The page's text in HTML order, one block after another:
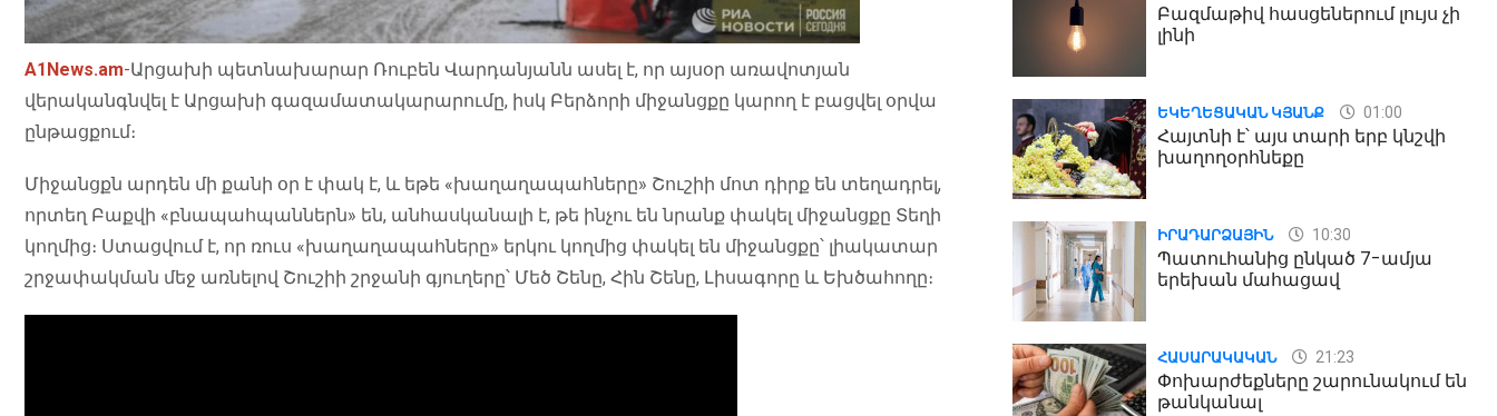
A1News.am-Արցախի պետնախարար Ռուբեն Վարդանյանն ասել է, որ այսօր առավոտյան
վերականգնվել է Արցախի գազամատակարարումը, իսկ Բերձորի միջանցքը կարող է բացվել օրվա
ընթացքում։
Միջանցքն արդեն մի քանի օր է փակ է, և եթե «խաղաղապահները» Շուշիի մոտ դիրք են տեղադրել,
որտեղ Բաքվի «բնապահպաններն» են, անհասկանալի է, թե ինչու են նրանք փակել միջանցքը Տեղի
կողմից։ Ստացվում է, որ ռուս «խաղաղապահները» երկու կողմից փակել են միջանցքը՝ լիակատար
շրջափակման մեջ առնելով Շուշիի շրջանի գյուղերը՝ Մեծ Շենը, Հին Շենը, Լիսագորը և Եխծահողը։
Բազմաթիվ հասցեներում լույս չի
լինի
ԵԿԵՂԵՑԱԿԱՆ ԿՅԱՆՔ 01:00
Հայտնի է՝ այս տարի երբ կնշվի
խաղողօրհնեքը
ԻՐԱԴԱՐՁԱՅԻՆ 10:30
Պատուհանից ընկած 7-ամյա
երեխան մահացավ
ՀԱՍԱՐԱԿԱԿԱՆ 21:23
Փոխարժեքները շարունակում են
թանկանալ